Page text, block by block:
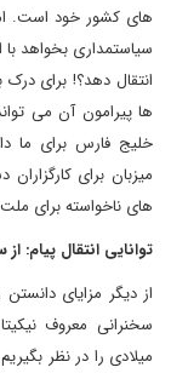
های کشور خود است.
سیاستمداری بخواهد
انتقال دهد؟! برای
ها پیرامون آن می
خلیج فارس برای ما
میزبان برای
های ناخواسته برای
توانایی انتقال پیام:
از دیگر مزایای
میلادی را در نظر